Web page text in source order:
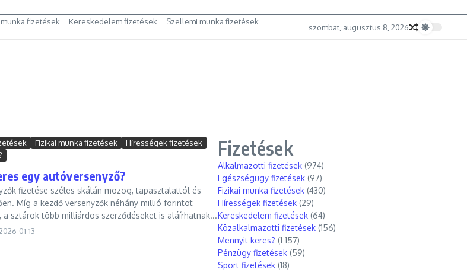
munka fizetések Kereskedelem fizetések
Szellemi munka fizetések
szombat, augusztus 8, 2026
Fizikai munka fizetések
Hírességek fizetések
egy autóversenyző?
fizetése széles skálán mozog, tapasztalattól és
Míg a kezdő versenyzők néhány millió forintot
a sztárok több milliárdos szerződéseket is aláírhatnak...
01-13
Fizetések
Alkalmazotti fizetések (974)
Egészségügy fizetések (97)
Fizikai munka fizetések (430)
Hírességek fizetések (29)
Kereskedelem fizetések (64)
Közalkalmazotti fizetések (156)
Mennyit keres? (1 157)
Pénzügy fizetések (59)
Sport fizetések (18)